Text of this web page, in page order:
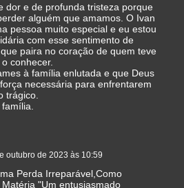
dor e de profunda tristeza porque
alguém que amamos. O Ivan
pessoa muito especial e eu estou
com esse sentimento de
paira no coração de quem teve
conhecer.
à família enlutada e que Deus
necessária para enfrentarem
trágico.
outubro de 2023 às 10:59
Perda Irreparável,Como
"Um entusiasmado